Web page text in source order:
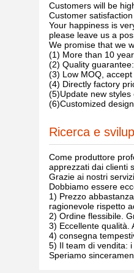
Customers will be
Customer
Your happiness is
please leave us a
We promise that we
(1) More than 10
(2) Quality
(3) Low MOQ, accept
(4) Directly factory
(5)Update new styles
(6)Customized
Ricerca e
Come produttore
apprezzati dai clienti
Grazie ai nostri
Dobbiamo essere
1) Prezzo
ragionevole rispetto
2) Ordine flessibile.
3) Eccellente qualità.
4) consegna
5) Il team di vendita:
Speriamo